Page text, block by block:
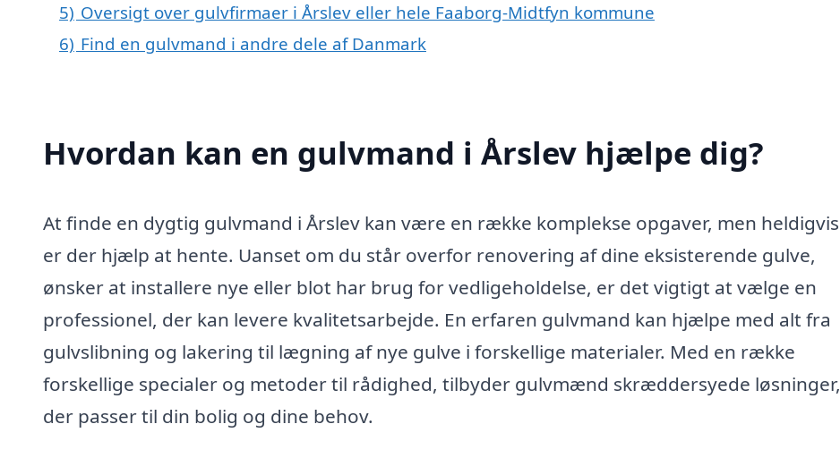
5) Oversigt over gulvfirmaer i Årslev eller hele Faaborg-Midtfyn kommune
6) Find en gulvmand i andre dele af Danmark
Hvordan kan en gulvmand i Årslev hjælpe dig?
At finde en dygtig gulvmand i Årslev kan være en række komplekse opgaver, men heldigvis
er der hjælp at hente. Uanset om du står overfor renovering af dine eksisterende gulve,
ønsker at installere nye eller blot har brug for vedligeholdelse, er det vigtigt at vælge en
professionel, der kan levere kvalitetsarbejde. En erfaren gulvmand kan hjælpe med alt fra
gulvslibning og lakering til lægning af nye gulve i forskellige materialer. Med en række
forskellige specialer og metoder til rådighed, tilbyder gulvmænd skræddersyede løsninger,
der passer til din bolig og dine behov.